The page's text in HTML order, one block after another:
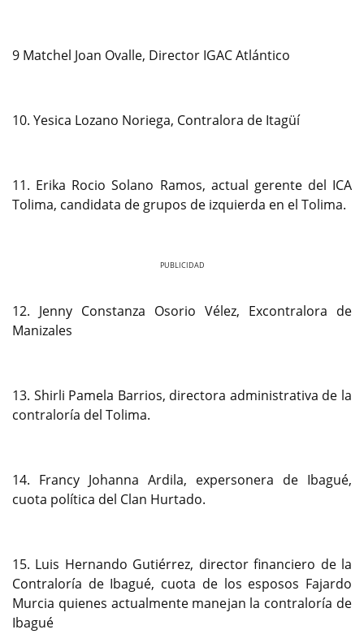
9 Matchel Joan Ovalle, Director IGAC Atlántico
10. Yesica Lozano Noriega, Contralora de Itagüí
11. Erika Rocio Solano Ramos, actual gerente del ICA
Tolima, candidata de grupos de izquierda en el Tolima.
12. Jenny Constanza Osorio Vélez, Excontralora de
Manizales
13. Shirli Pamela Barrios, directora administrativa de la
contraloría del Tolima.
14. Francy Johanna Ardila, expersonera de Ibagué,
cuota política del Clan Hurtado.
15. Luis Hernando Gutiérrez, director financiero de la
Contraloría de Ibagué, cuota de los esposos Fajardo
Murcia quienes actualmente manejan la contraloría de
Ibagué